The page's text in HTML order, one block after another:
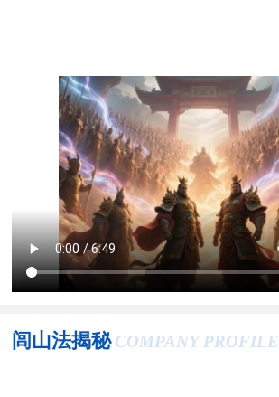
闾山法揭秘 COMPANY PROFILE